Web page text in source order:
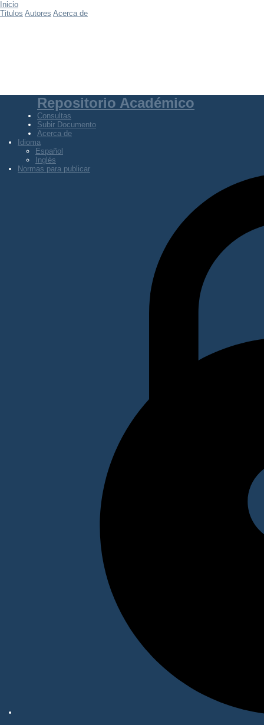
Inicio
Titulos Autores Acerca de
Repositorio Académico
Consultas
Subir Documento
Acerca de
Idioma
Español
Inglés
Normas para publicar